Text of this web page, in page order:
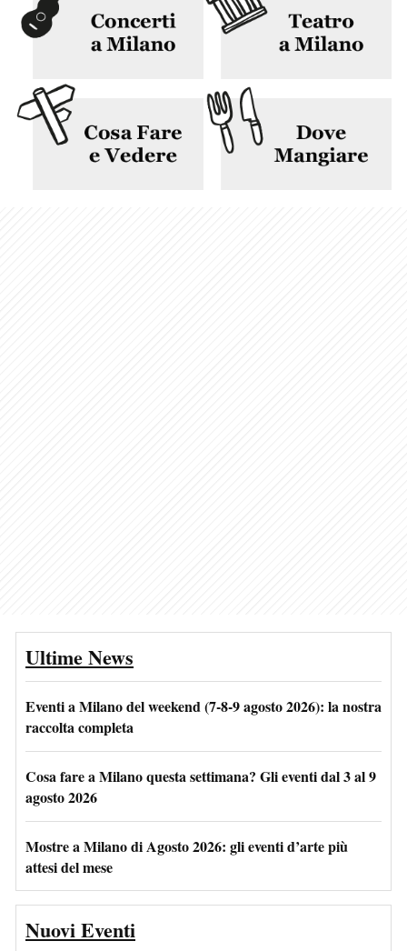
Ultime News
Eventi a Milano del weekend (7-8-9 agosto 2026): la nostra
raccolta completa
Cosa fare a Milano questa settimana? Gli eventi dal 3 al 9
agosto 2026
Mostre a Milano di Agosto 2026: gli eventi d’arte più
attesi del mese
Nuovi Eventi